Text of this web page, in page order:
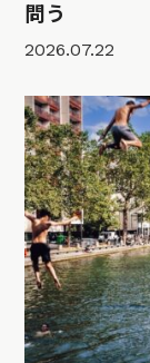
問う
2026.07.22